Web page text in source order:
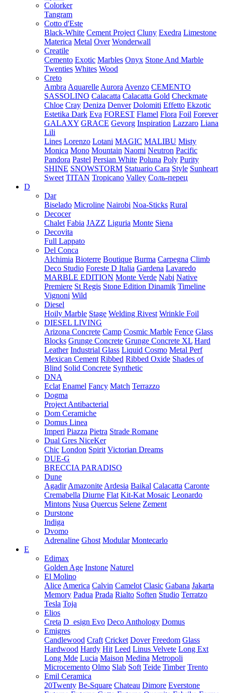
Colorker
Tangram
Cotto d'Este
Black-White Cement Project Cluny Exedra Limestone
Materica Metal Over Wonderwall
Creatile
Cemento Exotic Marbles Onyx Stone And Marble
Twenties Whites Wood
Creto
Ambra Aquarelle Aurora Avenzo CEMENTO
SASSOLINO Calacatta Calacatta Gold Checkmate
Chloe Cray Deniza Denver Dolomiti Effetto Ekzotic
Estetika Dark Eva FOREST Flamel Flora Foil Forever
GALAXY GRACE Gevorg Inspiration Lazzaro Liana
Lili
Lines Lorenzo Lotani MAGIC MALIBU Misty
Monica Mono Mountain Naomi Neutron Pacific
Pandora Pastel Persian White Poluna Poly Purity
SHINE SNOWSTORM Statuario Cara Style Sunheart
Sweet TITAN Tropicano Valley Соль-перец
D
Dar
Biselado Microline Nairobi Noa-Sticks Rural
Decocer
Chalet Fabia JAZZ Liguria Monte Siena
Decovita
Full Lappato
Del Conca
Alchimia Bioterre Boutique Burma Carpegna Climb
Deco Studio Foreste D Italia Gardena Lavaredo
MARBLE EDITION Monte Verde Nabi Native
Premiere St Regis Stone Edition Dinamik Timeline
Vignoni Wild
Diesel
Hoily Marble Stage Welding Rivest Wrinkle Foil
DIESEL LIVING
Arizona Concrete Camp Cosmic Marble Fence Glass
Blocks Grunge Concrete Grunge Concrete XL Hard
Leather Industrial Glass Liquid Cosmo Metal Perf
Mexican Cement Ribbed Ribbed Oxide Shades of
Blind Solid Concrete Synthetic
DNA
Eclat Enamel Fancy Match Terrazzo
Dogma
Project Antibacterial
Dom Ceramiche
Domus Linea
Imperi Piazza Pietra Strade Romane
Dual Gres NiceKer
Chic London Spirit Victorian Dreams
DUE-G
BRECCIA PARADISO
Dune
Agadir Amazonite Ardesia Baikal Calacatta Caronte
Cremabella Diurne Flat Kit-Kat Mosaic Leonardo
Mintons Nusa Quercus Selene Zement
Durstone
Indiga
Dvomo
Adrenaline Ghost Modular Montecarlo
E
Edimax
Golden Age Instone Naturel
El Molino
Alice America Calvin Camelot Clasic Gabana Jakarta
Memory Padua Prada Rialto Soften Studio Terratzo
Tesla Toja
Elios
Creta D_esign Evo Deco Anthology Domus
Emigres
Candlewood Craft Cricket Dover Freedom Glass
Hardwood Hardy Hit Leed Linus Velvete Long Ext
Long Mde Lucia Maison Medina Metropoli
Microcemento Olmo Slab Soft Teide Timber Trento
Emil Ceramica
20Twenty Be-Square Chateau Dimore Everstone